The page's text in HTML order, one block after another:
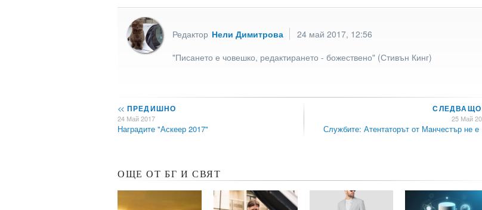
Редактор Нели Димитрова
24 май 2017, 12:56
"Писането е човешко, редактирането - божествено" (Стивън Кинг)
<< ПРЕДИШНО
24 Май 2017
Наградите "Аскеер 2017"
25 Май
Службите: Атентаторът от Манчестър не
ОЩЕ ОТ БГ И СВЯТ